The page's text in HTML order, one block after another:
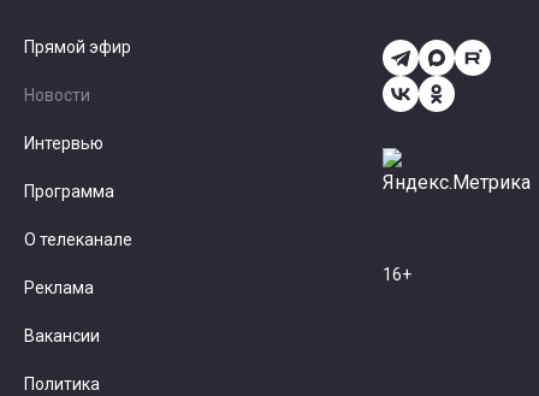
Прямой эфир
Новости
Интервью
Программа
О телеканале
Реклама
Вакансии
Политика
16+